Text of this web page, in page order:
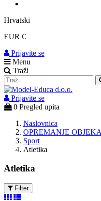
Hrvatski
EUR €
Prijavite se
Menu
Traži
Prijavite se
0 Pregled upita
Naslovnica
OPREMANJE
Sport
Atletika
Atletika
Filter